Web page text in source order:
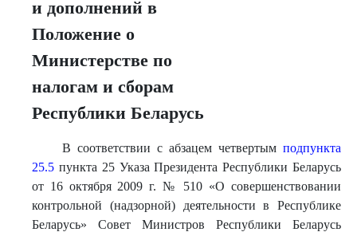
и дополнений в
Положение о
Министерстве по
налогам и сборам
Республики Беларусь
В соответствии с абзацем четвертым подпункта
25.5 пункта 25 Указа Президента Республики Беларусь
от 16 октября 2009 г. № 510 «О совершенствовании
контрольной (надзорной) деятельности в Республике
Беларусь» Совет Министров Республики Беларусь